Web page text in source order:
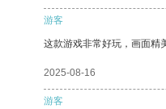
游客
这款游戏非常好玩，画面精
2025-08-16
游客